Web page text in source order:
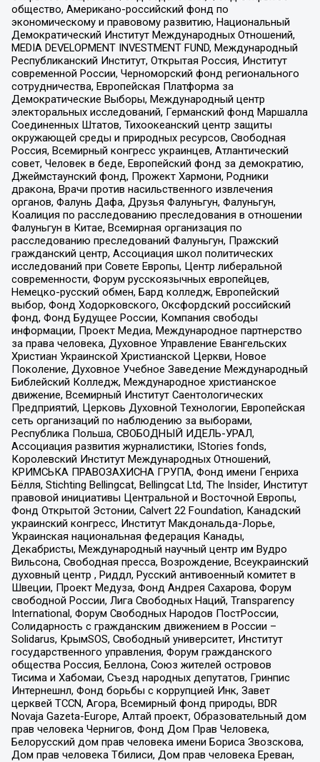
общество, Американо-российский фонд по
экономическому и правовому развитию, Национальный
Демократический Институт Международных Отношений,
MEDIA DEVELOPMENT INVESTMENT FUND, Международный
Республиканский Институт, Открытая Россия, Институт
современной России, Черноморский фонд регионального
сотрудничества, Европейская Платформа за
Демократические Выборы, Международный центр
электоральных исследований, Германский фонд Маршалла
Соединенных Штатов, Тихоокеанский центр защиты
окружающей среды и природных ресурсов, Свободная
Россия, Всемирный конгресс украинцев, Атлантический
совет, Человек в беде, Европейский фонд за демократию,
Джеймстаунский фонд, Прожект Хармони, Родники
дракона, Врачи против насильственного извлечения
органов, Фалунь Дафа, Друзья Фалуньгун, Фалуньгун,
Коалиция по расследованию преследования в отношении
Фалуньгун в Китае, Всемирная организация по
расследованию преследований Фалуньгун, Пражский
гражданский центр, Ассоциация школ политических
исследований при Совете Европы, Центр либеральной
современности, Форум русскоязычных европейцев,
Немецко-русский обмен, Бард колледж, Европейский
выбор, Фонд Ходорковского, Оксфордский российский
фонд, Фонд Будущее России, Компания свободы
информации, Проект Медиа, Международное партнерство
за права человека, Духовное Управление Евангельских
Христиан Украинской Христианской Церкви, Новое
Поколение, Духовное Учебное Заведение Международный
Библейский Колледж, Международное христианское
движение, Всемирный Институт Саентологических
Предприятий, Церковь Духовной Технологии, Европейская
сеть организаций по наблюдению за выборами,
Республика Польша, СВОБОДНЫЙ ИДЕЛЬ-УРАЛ,
Ассоциация развития журналистики, IStories fonds,
Королевский Институт Международных Отношений,
КРИМСЬКА ПРАВОЗАХИСНА ГРУПА, Фонд имени Генриха
Бёлля, Stichting Bellingcat, Bellingcat Ltd, The Insider, Институт
правовой инициативы Центральной и Восточной Европы,
Фонд Открытой Эстонии, Calvert 22 Foundation, Канадский
украинский конгресс, Институт Макдональда-Лорье,
Украинская национальная федерация Канады,
Декабристы, Международный научный центр им Вудро
Вильсона, Свободная пресса, Возрождение, Всеукраинский
духовный центр , Риддл, Русский антивоенный комитет в
Швеции, Проект Медуза, Фонд Андрея Сахарова, Форум
свободной России, Лига Свободных Наций, Transparеncy
International, Форум Свободных Народов ПостРоссии,
Солидарность с гражданским движением в России –
Solidarus, КрымSOS, Свободный университет, Институт
государственного управления, Форум гражданского
общества Россия, Беллона, Союз жителей островов
Тисима и Хабомаи, Съезд народных депутатов, Гринпис
Интернешнл, Фонд борьбы с коррупцией Инк, Завет
церквей TCCN, Агора, Всемирный фонд природы, BDR
Novaja Gazeta-Europe, Алтай проект, Образовательный дом
прав человека Чернигов, Фонд Дом Прав Человека,
Белорусский дом прав человека имени Бориса Звозскова,
Дом прав человека Тбилиси, Дом прав человека Ереван,